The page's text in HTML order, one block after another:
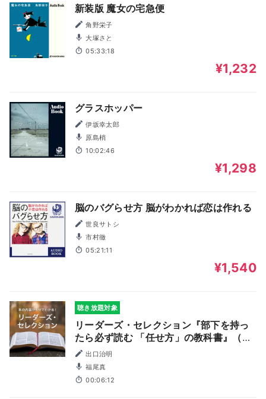
新装版 魔女の宅急便
角野栄子
大塚さと
05:33:18
¥1,232
グラスホッパー
伊坂幸太郎
原島梢
10:02:46
¥1,298
脳のバグらせ方 脳がわかれば恋は作れる
世良サトシ
市村徹
05:21:11
¥1,540
聴き放題対象
リーダーズ・セレクション『部下を持っ
たら必ず読む 「任せ方」の教科書』（角
川書店）powered by 新刊JP
出口治明
福尾真
00:06:12